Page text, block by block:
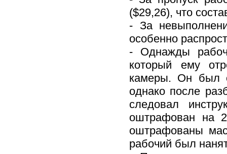
($29,26), что
- За
особенно
- Однажды
который ему
камеры. Он был
однако после
следовал
оштрафован на
оштрафованы
рабочий был